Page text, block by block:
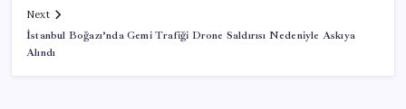
Next
İstanbul Boğazı’nda Gemi Trafiği Drone Saldırısı Nedeniyle Askıya
Alındı